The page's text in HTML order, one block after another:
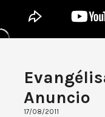
Anuncio
17/08/2011